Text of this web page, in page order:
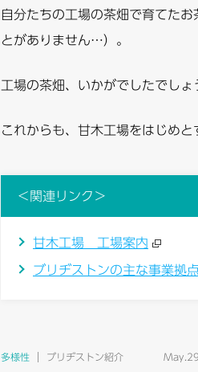
自分たちの工場の茶畑で育てた
とがありません…）。
工場の茶畑、いかがでしたでしょ
これからも、甘木工場をはじめ
＜関連リンク＞
甘木工場 工場案内
ブリヂストンの主な事業拠点
多様性 ブリヂストン紹介